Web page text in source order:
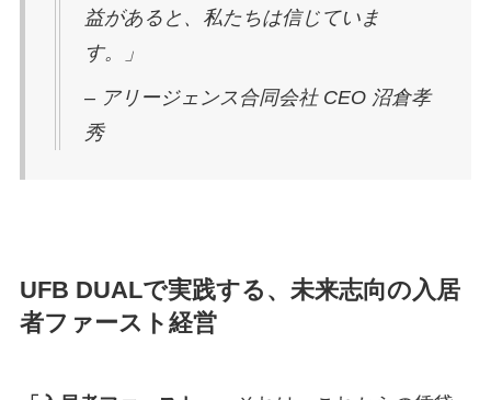
益があると、私たちは信じていま
す。」
– アリージェンス合同会社 CEO 沼倉孝
秀
UFB DUALで実践する、未来志向の入居
者ファースト経営